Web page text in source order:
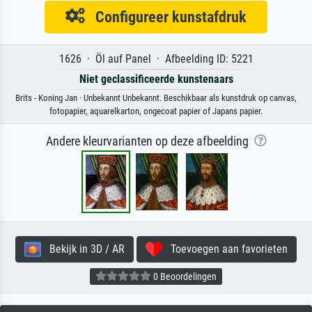
Configureer kunstafdruk
1626 · Öl auf Panel · Afbeelding ID: 5221
Niet geclassificeerde kunstenaars
Brits - Koning Jan · Unbekannt Unbekannt. Beschikbaar als kunstdruk op canvas,
fotopapier, aquarelkarton, ongecoat papier of Japans papier.
Andere kleurvarianten op deze afbeelding
Bekijk in 3D / AR Toevoegen aan favorieten
0 Beoordelingen